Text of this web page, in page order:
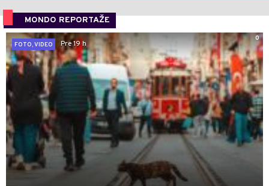
MONDO REPORTAŽE
0
FOTO, VIDEO
Pre 19 h